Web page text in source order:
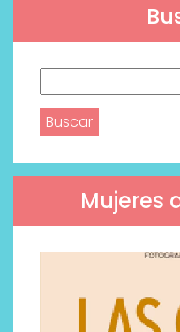
Mujeres